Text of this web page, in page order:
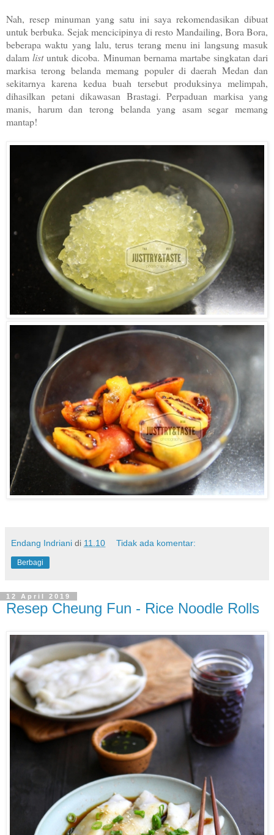
Nah, resep minuman yang satu ini saya rekomendasikan dibuat
untuk berbuka. Sejak mencicipinya di resto Mandailing, Bora Bora,
beberapa waktu yang lalu, terus terang menu ini langsung masuk
dalam listuntuk dicoba. Minuman bernama martabe singkatan dari
markisa terong belanda memang populer di daerah Medan dan
sekitarnya karena kedua buah tersebut produksinya melimpah,
dihasilkan petani dikawasan Brastagi. Perpaduan markisa yang
manis, harum dan terong belanda yang asam segar memang
mantap!
Endang Indriani di 11.10 Tidak ada komentar:
Berbagi
12 April 2019
Resep Cheung Fun - Rice Noodle Rolls